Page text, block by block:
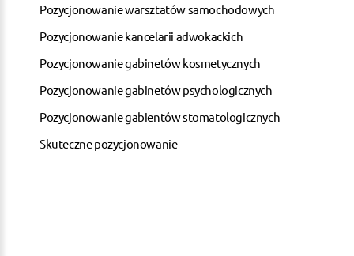
Pozycjonowanie warsztatów samochodowych
Pozycjonowanie kancelarii adwokackich
Pozycjonowanie gabinetów kosmetycznych
Pozycjonowanie gabinetów psychologicznych
Pozycjonowanie gabientów stomatologicznych
Skuteczne pozycjonowanie